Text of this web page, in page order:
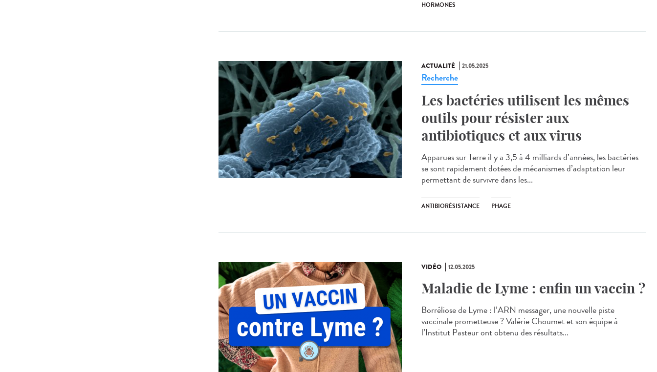
HORMONES
ACTUALITÉ 21.05.2025
Recherche
Les bactéries utilisent les mêmes
outils pour résister aux
antibiotiques et aux virus
Apparues sur Terre il y a 3,5 à 4 milliards d’années, les bactéries
se sont rapidement dotées de mécanismes d’adaptation leur
permettant de survivre dans les...
ANTIBIORÉSISTANCE PHAGE
VIDÉO 12.05.2025
Maladie de Lyme : enfin un vaccin ?
Borréliose de Lyme : l’ARN messager, une nouvelle piste
vaccinale prometteuse ? Valérie Choumet et son équipe à
l’Institut Pasteur ont obtenu des résultats...